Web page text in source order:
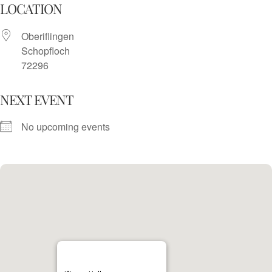
Skip
content
LOCATION
Oberiflingen
Schopfloch
72296
NEXT EVENT
No upcoming events